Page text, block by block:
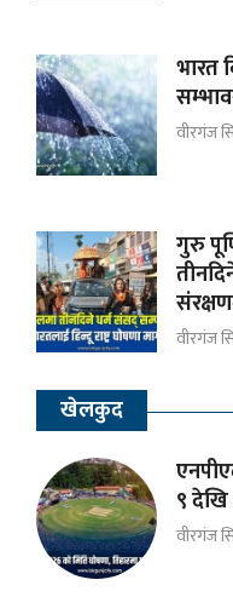
भारत
वीरगंज
गुरु
वीरगंज
खेलकुद
९ देखि
वीरगंज